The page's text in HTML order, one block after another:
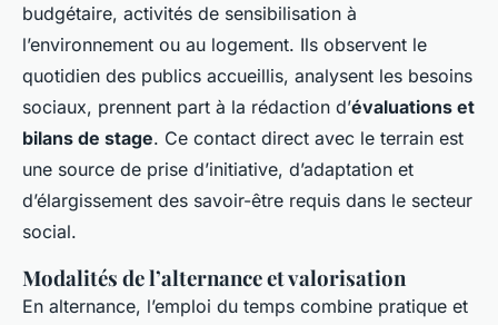
budgétaire, activités de sensibilisation à
l’environnement ou au logement. Ils observent le
quotidien des publics accueillis, analysent les besoins
sociaux, prennent part à la rédaction d’évaluations et
bilans de stage. Ce contact direct avec le terrain est
une source de prise d’initiative, d’adaptation et
d’élargissement des savoir-être requis dans le secteur
social.
Modalités de l’alternance et valorisation
En alternance, l’emploi du temps combine pratique et